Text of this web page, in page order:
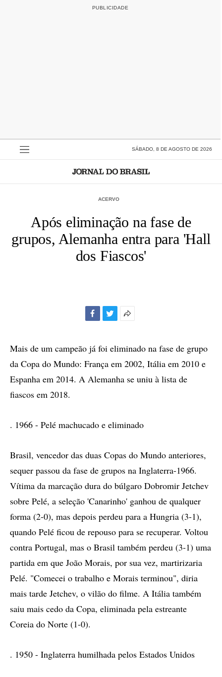
SÁBADO, 8 DE AGOSTO DE 2026
ACERVO
Após eliminação na fase de
grupos, Alemanha entra para 'Hall
dos Fiascos'
compartilhamento
Mais de um campeão já foi eliminado na fase de grupo
da Copa do Mundo: França em 2002, Itália em 2010 e
Espanha em 2014. A Alemanha se uniu à lista de
fiascos em 2018.
. 1966 - Pelé machucado e eliminado
Brasil, vencedor das duas Copas do Mundo anteriores,
sequer passou da fase de grupos na Inglaterra-1966.
Vítima da marcação dura do búlgaro Dobromir Jetchev
sobre Pelé, a seleção 'Canarinho' ganhou de qualquer
forma (2-0), mas depois perdeu para a Hungria (3-1),
quando Pelé ficou de repouso para se recuperar. Voltou
contra Portugal, mas o Brasil também perdeu (3-1) uma
partida em que João Morais, por sua vez, martirizaria
Pelé. "Comecei o trabalho e Morais terminou", diria
mais tarde Jetchev, o vilão do filme. A Itália também
saiu mais cedo da Copa, eliminada pela estreante
Coreia do Norte (1-0).
. 1950 - Inglaterra humilhada pelos Estados Unidos